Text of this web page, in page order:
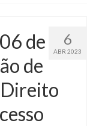
6
ABR 2023
de
de